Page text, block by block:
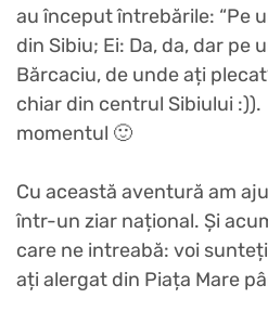
au început întrebările: “Pe
din Sibiu; Ei: Da, da, dar pe
Bărcaciu, de unde ați
chiar din centrul Sibiului
momentul 🙂
Cu această aventură am
într-un ziar național. Și
care ne intreabă: voi
ați alergat din Piața Mare